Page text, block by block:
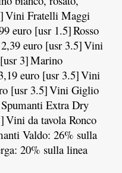
Vini Fratelli Maggi
euro [usr 1.5]Rosso
euro [usr 3.5]Vini
3]Marino
euro [usr 3.5]Vini
[usr 3.5]Vini Giglio
Spumanti Extra Dry
Vini da tavola Ronco
Valdo: 26% sulla
20% sulla linea